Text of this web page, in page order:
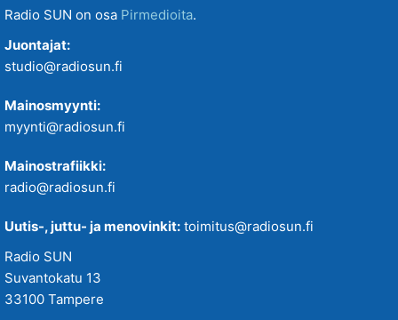
Radio SUN on osa Pirmedioita.
Juontajat:
studio@radiosun.fi
Mainosmyynti:
myynti@radiosun.fi
Mainostrafiikki:
radio@radiosun.fi
Uutis-, juttu- ja menovinkit: toimitus@radiosun.fi
Radio SUN
Suvantokatu 13
33100 Tampere